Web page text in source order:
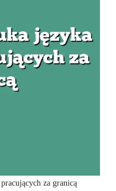
za granicą